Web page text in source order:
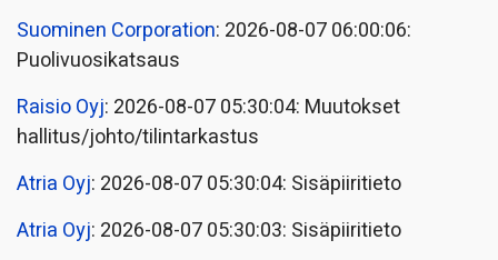
Suominen Corporation: 2026-08-07 06:00:06:
Puolivuosikatsaus
Raisio Oyj: 2026-08-07 05:30:04: Muutokset
hallitus/johto/tilintarkastus
Atria Oyj: 2026-08-07 05:30:04: Sisäpiiritieto
Atria Oyj: 2026-08-07 05:30:03: Sisäpiiritieto